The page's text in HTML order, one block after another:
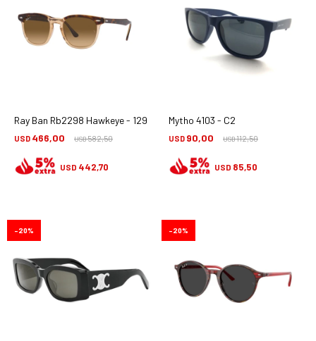
Ray Ban Rb2298 Hawkeye - 1292/m2
USD 466,00 USD582,50
USD 442,70
Mytho 4103 - C2
USD 90,00 USD112,50
USD 85,50
20 20